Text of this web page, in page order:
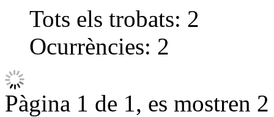
Tots els trobats: 2
Ocurrències: 2
Pàgina 1 de 1, es mostren